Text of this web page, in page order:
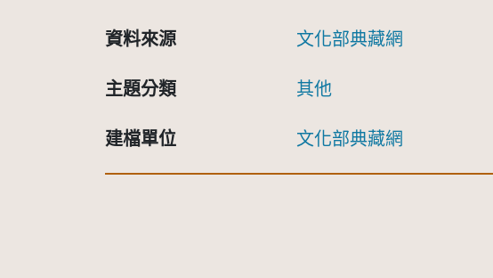
資料來源 文化部典藏網
主題分類 其他
建檔單位 文化部典藏網